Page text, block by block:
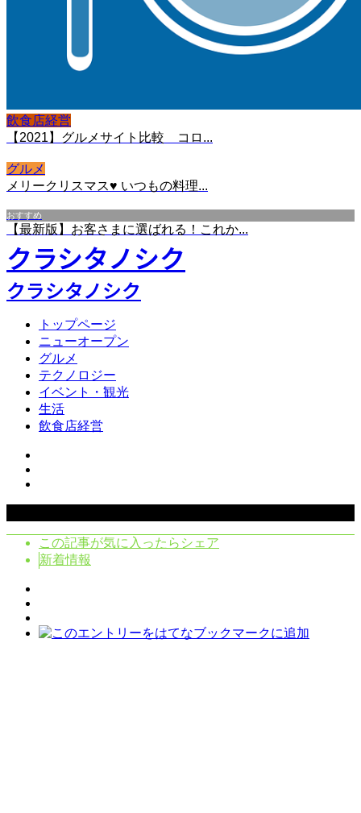
飲食店経営
【2021】グルメサイト比較 コロ...
グルメ
メリークリスマス♥ いつもの料理...
おすすめ
【最新版】お客さまに選ばれる！これか...
クラシタノシク
クラシタノシク
トップページ
ニューオープン
グルメ
テクノロジー
イベント・観光
生活
飲食店経営
この記事が気に入ったらシェア
新着情報